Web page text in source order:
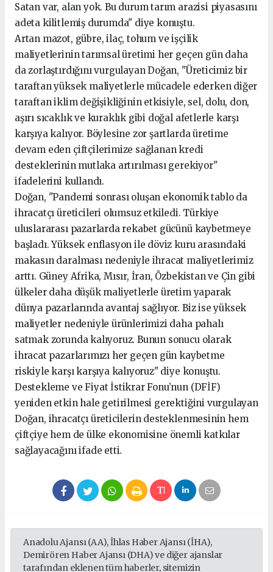
Satan var, alan yok. Bu durum tarım arazisi piyasasını
adeta kilitlemiş durumda" diye konuştu.
Artan mazot, gübre, ilaç, tohum ve işçilik
maliyetlerinin tarımsal üretimi her geçen gün daha
da zorlaştırdığını vurgulayan Doğan, "Üreticimiz bir
taraftan yüksek maliyetlerle mücadele ederken diğer
taraftan iklim değişikliğinin etkisiyle, sel, dolu, don,
aşırı sıcaklık ve kuraklık gibi doğal afetlerle karşı
karşıya kalıyor. Böylesine zor şartlarda üretime
devam eden çiftçilerimize sağlanan kredi
desteklerinin mutlaka artırılması gerekiyor"
ifadelerini kullandı.
Doğan, "Pandemi sonrası oluşan ekonomik tablo da
ihracatçı üreticileri olumsuz etkiledi. Türkiye
uluslararası pazarlarda rekabet gücünü kaybetmeye
başladı. Yüksek enflasyon ile döviz kuru arasındaki
makasın daralması nedeniyle ihracat maliyetlerimiz
arttı. Güney Afrika, Mısır, İran, Özbekistan ve Çin gibi
ülkeler daha düşük maliyetlerle üretim yaparak
dünya pazarlarında avantaj sağlıyor. Biz ise yüksek
maliyetler nedeniyle ürünlerimizi daha pahalı
satmak zorunda kalıyoruz. Bunun sonucu olarak
ihracat pazarlarımızı her geçen gün kaybetme
riskiyle karşı karşıya kalıyoruz" diye konuştu.
Destekleme ve Fiyat İstikrar Fonu’nun (DFİF)
yeniden etkin hale getirilmesi gerektiğini vurgulayan
Doğan, ihracatçı üreticilerin desteklenmesinin hem
çiftçiye hem de ülke ekonomisine önemli katkılar
sağlayacağını ifade etti.
Anadolu Ajansı (AA), İhlas Haber Ajansı (İHA),
Demirören Haber Ajansı (DHA) ve diğer ajanslar
tarafından eklenen tüm haberler, sitemizin